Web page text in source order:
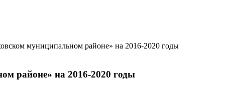
муниципальном районе» на 2016-2020 годы
районе» на 2016-2020 годы